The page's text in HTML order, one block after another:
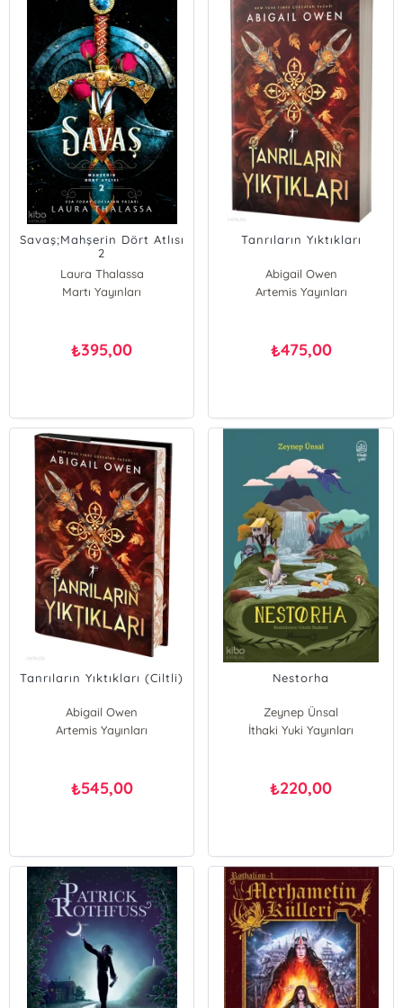
Savaş;Mahşerin Dört Atlısı
2
Laura Thalassa
Martı Yayınları
₺395,00
Tanrıların Yıktıkları
Abigail Owen
Artemis Yayınları
₺475,00
Tanrıların Yıktıkları (Ciltli)
Abigail Owen
Artemis Yayınları
₺545,00
Nestorha
Zeynep Ünsal
İthaki Yuki Yayınları
₺220,00